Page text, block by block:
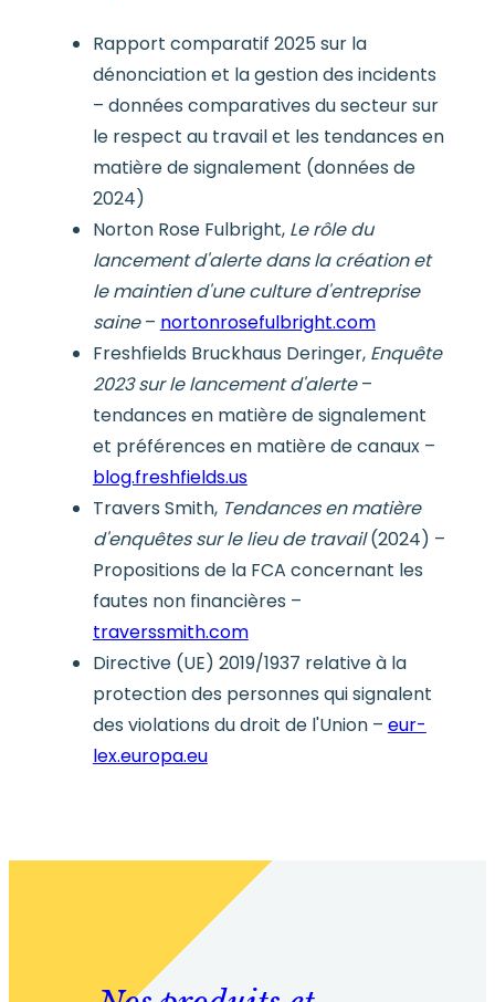
Rapport comparatif 2025 sur la
dénonciation et la gestion des incidents
– données comparatives du secteur sur
le respect au travail et les tendances en
matière de signalement (données de
2024)
Norton Rose Fulbright, Le rôle du
lancement d'alerte dans la création et
le maintien d'une culture d'entreprise
saine– nortonrosefulbright.com
Freshfields Bruckhaus Deringer, Enquête
2023 sur le lancement d'alerte–
tendances en matière de signalement
et préférences en matière de canaux –
blog.freshfields.us
Travers Smith, Tendances en matière
d'enquêtes sur le lieu de travail(2024) –
Propositions de la FCA concernant les
fautes non financières –
traverssmith.com
Directive (UE) 2019/1937 relative à la
protection des personnes qui signalent
des violations du droit de l'Union – eur-
lex.europa.eu